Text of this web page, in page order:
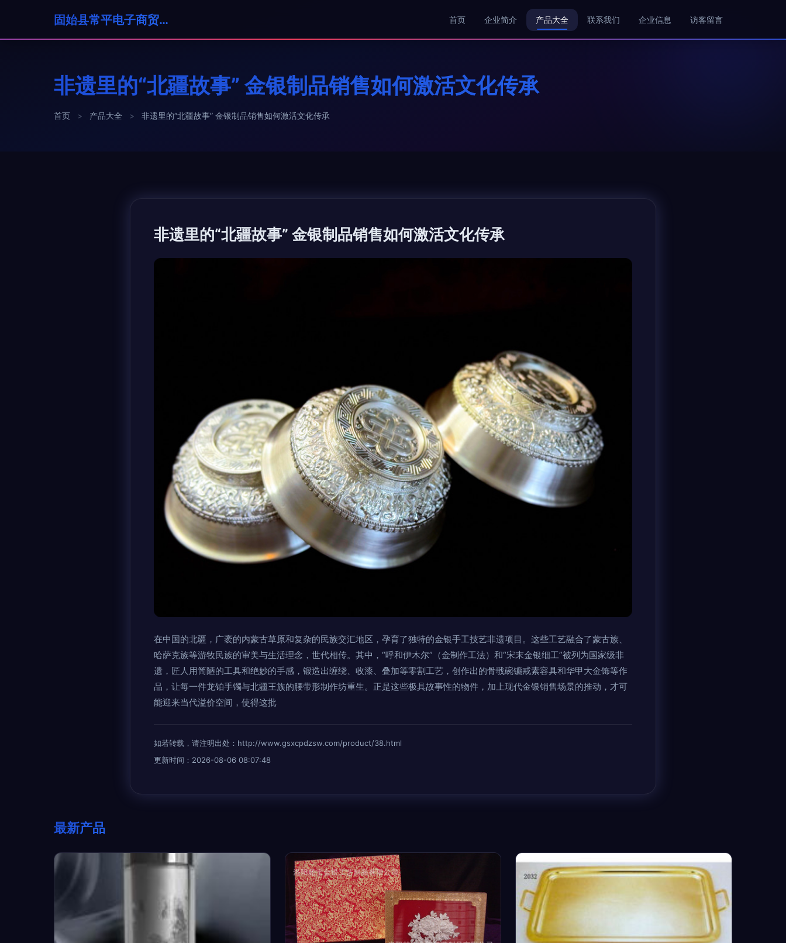
固始县常平电子商贸有限公司 首页 企业简介 产品大全 联系我们 企业信息 访客留言
非遗里的“北疆故事” 金银制品销售如何激活文化传承
首页 > 产品大全 > 非遗里的“北疆故事” 金银制品销售如何激活文化传承
非遗里的“北疆故事” 金银制品销售如何激活文化传承
在中国的北疆，广袤的内蒙古草原和复杂的民族交汇地区，孕育了独特的金银手工技艺非遗项目。这些工艺融合了蒙古族、
哈萨克族等游牧民族的审美与生活理念，世代相传。其中，“呼和伊木尔”（金制作工法）和“宋末金银细工”被列为国家级非
遗，匠人用简陋的工具和绝妙的手感，锻造出缠绕、收漆、叠加等零割工艺，创作出的骨戨碗镳戒素容具和华甲大金饰等作
品，让每一件龙铂手镯与北疆王族的腰带形制作坊重生。正是这些极具故事性的物件，加上现代金银销售场景的推动，才可
能迎来当代溢价空间，使得这批
如若转载，请注明出处：http://www.gsxcpdzsw.com/product/38.html
更新时间：2026-08-06 08:07:48
最新产品